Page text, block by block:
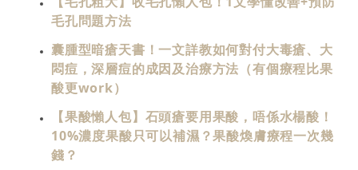
毛孔問題方法
囊腫型暗瘡天書！一文詳教如何對付大毒瘡、大
悶痘，深層痘的成因及治療方法（有個療程比果
酸更work）
【果酸懶人包】石頭瘡要用果酸，唔係水楊酸！
10%濃度果酸只可以補濕？果酸煥膚療程一次幾
錢？